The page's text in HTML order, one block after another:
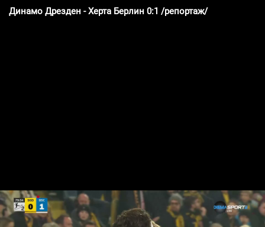
Динамо Дрезден - Херта Берлин 0:1 /репортаж/